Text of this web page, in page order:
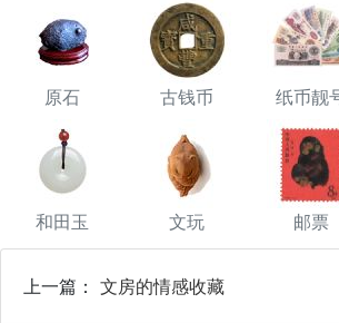
原石 古钱币 纸币靓
和田玉 文玩 邮票
上一篇： 文房的情感收藏